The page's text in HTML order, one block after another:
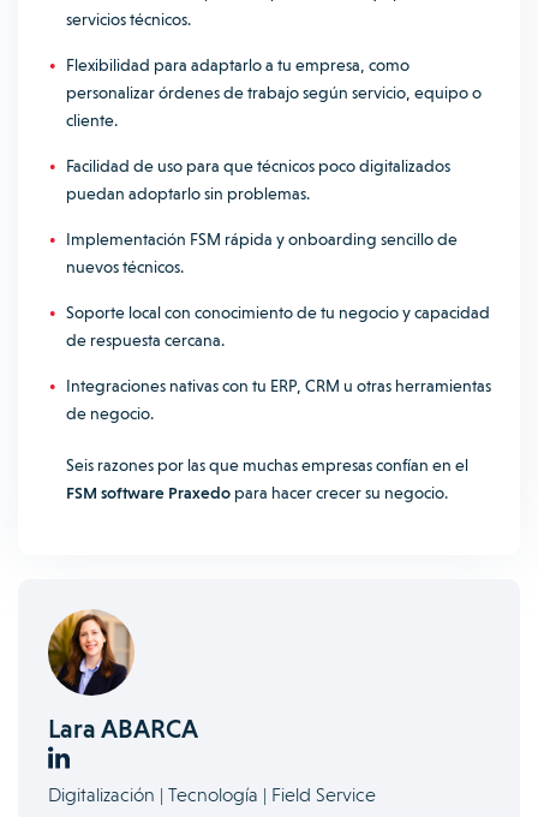
servicios técnicos.
Flexibilidad para adaptarlo a tu empresa, como
personalizar órdenes de trabajo según servicio, equipo o
cliente.
Facilidad de uso para que técnicos poco digitalizados
puedan adoptarlo sin problemas.
Implementación FSM rápida y onboarding sencillo de
nuevos técnicos.
Soporte local con conocimiento de tu negocio y capacidad
de respuesta cercana.
Integraciones nativas con tu ERP, CRM u otras herramientas
de negocio.
Seis razones por las que muchas empresas confían en el
FSM software Praxedo para hacer crecer su negocio.
Lara ABARCA
Digitalización | Tecnología | Field Service